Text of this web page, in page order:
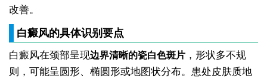
改善。
白癜风的具体识别要点
白癜风在颈部呈现边界清晰的瓷白色斑片，形状多不规
则，可能呈圆形、椭圆形或地图状分布。患处皮肤质地